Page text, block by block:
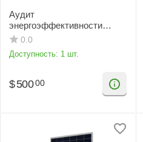
Аудит
энергоэффективности
предприятий
0.0
Доступность: 1 шт.
$500 00